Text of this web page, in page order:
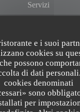
e i suoi
cookies su
possono
di dati
cookies denominati
sono
per
Servizi
privata, Il wifi gratuito,
condizionata
Metodo di pagamento
contatto, Apple Pay,
Payment,